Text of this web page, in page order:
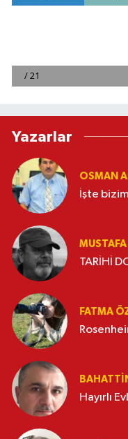
Yazarlar
OSMAN
İşte
TARİHİ
FATMA
Hayırlı